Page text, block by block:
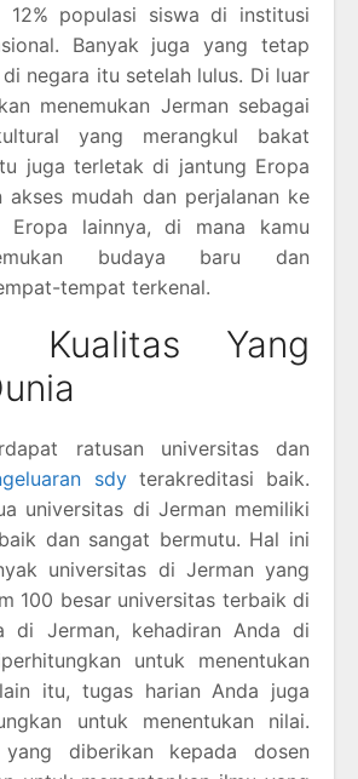
populasi siswa di institusi
Banyak juga yang tetap
negara itu setelah lulus. Di luar
menemukan Jerman sebagai
yang merangkul bakat
juga terletak di jantung Eropa
akses mudah dan perjalanan ke
Eropa lainnya, di mana kamu
budaya baru dan
tempat terkenal.
Kualitas Yang
ratusan universitas dan
sdyterakreditasi baik.
universitas di Jerman memiliki
dan sangat bermutu. Hal ini
universitas di Jerman yang
100 besar universitas terbaik di
di Jerman, kehadiran Anda di
untuk menentukan
itu, tugas harian Anda juga
untuk menentukan nilai.
diberikan kepada dosen